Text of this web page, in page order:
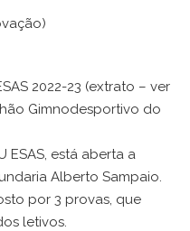
2022-23 (extrato – ver
Gimnodesportivo do
ESAS, está aberta a
Alberto Sampaio.
por 3 provas, que
letivos.